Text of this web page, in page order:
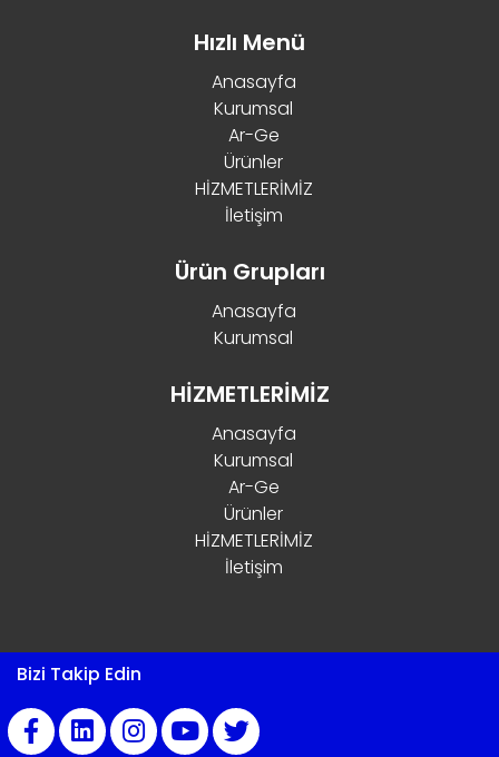
Hızlı Menü
Anasayfa
Kurumsal
Ar-Ge
Ürünler
HİZMETLERİMİZ
İletişim
Ürün Grupları
Anasayfa
Kurumsal
HİZMETLERİMİZ
Anasayfa
Kurumsal
Ar-Ge
Ürünler
HİZMETLERİMİZ
İletişim
Bizi Takip Edin